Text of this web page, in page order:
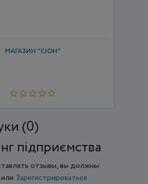
МАГАЗИН "СІОН"
(0)
підприємства
отзывы, вы должны
или Зарегистрироваться